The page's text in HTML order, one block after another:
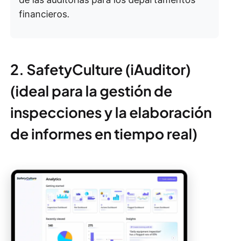
financieros.
2. SafetyCulture (iAuditor)
(ideal para la gestión de
inspecciones y la elaboración
de informes en tiempo real)